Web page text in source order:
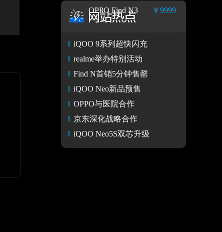
￥9999
OPPO Find N3
iQOO 9系列超快闪充
realme举办特别活动
Find N首销5分钟售罄
iQOO Neo新品预售
OPPO与医院合作
京东深化战略合作
iQOO Neo5S双芯升级